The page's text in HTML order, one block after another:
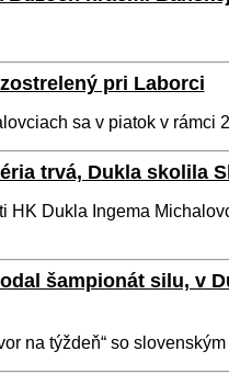
pri Laborci
sa v piatok v rámci
trvá, Dukla skolila
HK Dukla Ingema
šampionát silu, v
na týždeň“ so